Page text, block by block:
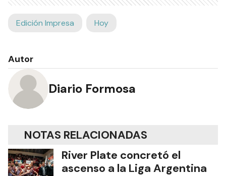
Edición Impresa Hoy
Autor
Diario Formosa
NOTAS RELACIONADAS
River Plate concretó el
ascenso a la Liga Argentina